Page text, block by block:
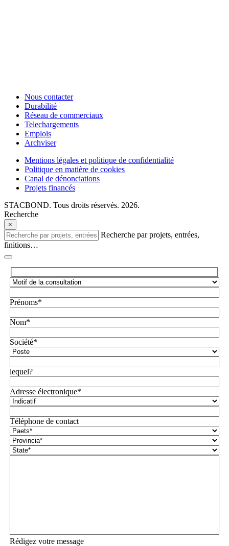
Nous contacter
Durabilité
Réseau de commerciaux
Telechargements
Emplois
Archviser
Mentions légales et politique de confidentialité
Politique en matière de cookies
Canal de dénonciations
Projets financés
STACBOND. Tous droits réservés. 2026.
Recherche
×
Recherche par projets, entrées,
finitions…
Prénoms*
Nom*
Société*
lequel?
Adresse électronique*
Téléphone de contact
Rédigez votre message